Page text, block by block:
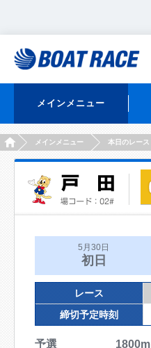
メインメニュー
HOMEメインメニュー 本日のレース
5月30日
初日
レース
締切予定時刻
予選 1800m